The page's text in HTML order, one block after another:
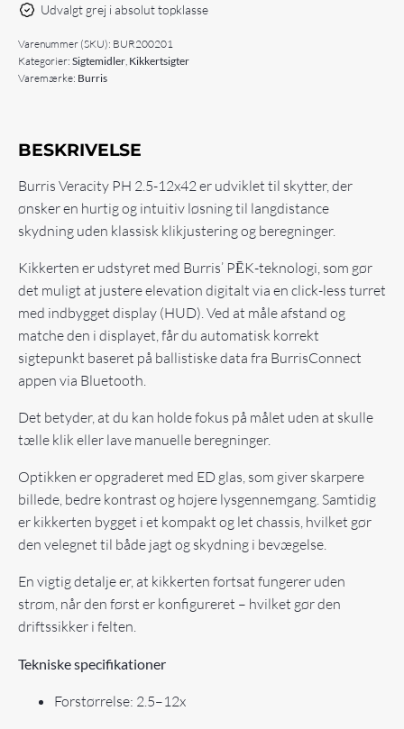
Udvalgt grej i absolut topklasse
Varenummer (SKU): BUR200201
Kategorier: Sigtemidler, Kikkertsigter
Varemærke: Burris
BESKRIVELSE
Burris Veracity PH 2.5-12x42 er udviklet til skytter, der
ønsker en hurtig og intuitiv løsning til langdistance
skydning uden klassisk klikjustering og beregninger.
Kikkerten er udstyret med Burris’ PĒK-teknologi, som gør
det muligt at justere elevation digitalt via en click-less turret
med indbygget display (HUD). Ved at måle afstand og
matche den i displayet, får du automatisk korrekt
sigtepunkt baseret på ballistiske data fra BurrisConnect
appen via Bluetooth.
Det betyder, at du kan holde fokus på målet uden at skulle
tælle klik eller lave manuelle beregninger.
Optikken er opgraderet med ED glas, som giver skarpere
billede, bedre kontrast og højere lysgennemgang. Samtidig
er kikkerten bygget i et kompakt og let chassis, hvilket gør
den velegnet til både jagt og skydning i bevægelse.
En vigtig detalje er, at kikkerten fortsat fungerer uden
strøm, når den først er konfigureret – hvilket gør den
driftssikker i felten.
Tekniske specifikationer
Forstørrelse: 2.5–12x